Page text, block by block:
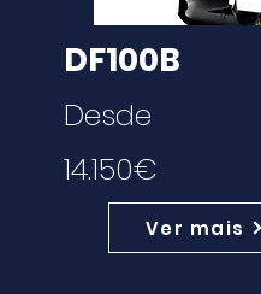
DF100B
Desde
14.150€
Ver mais